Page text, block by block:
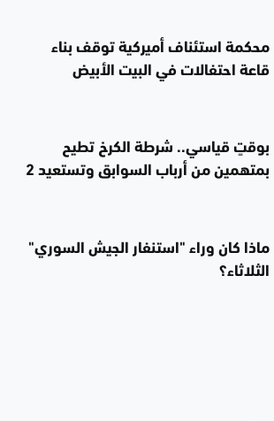
محكمة استئناف أميركية توقف بناء
قاعة احتفالات في البيت الأبيض
بوقتٍ قياسي.. شرطة الكرخ تطيح
بمتهمين من أرباب السوابق وتستعيد 2
ماذا كان وراء "استنفار الجيش السوري"
الثلاثاء؟